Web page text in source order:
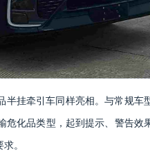
挂牵引车同样亮相。与常规车
化品类型，起到提示、警告效
。